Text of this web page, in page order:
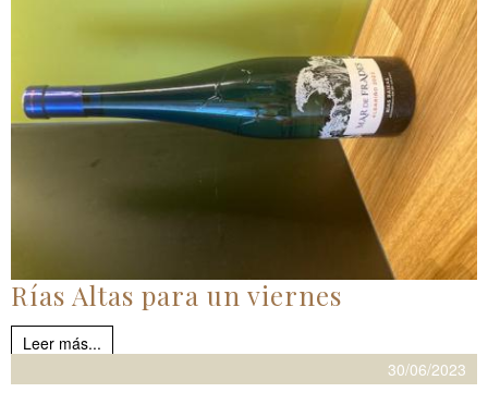
Rías Altas para un viernes
Leer más...
30/06/2023